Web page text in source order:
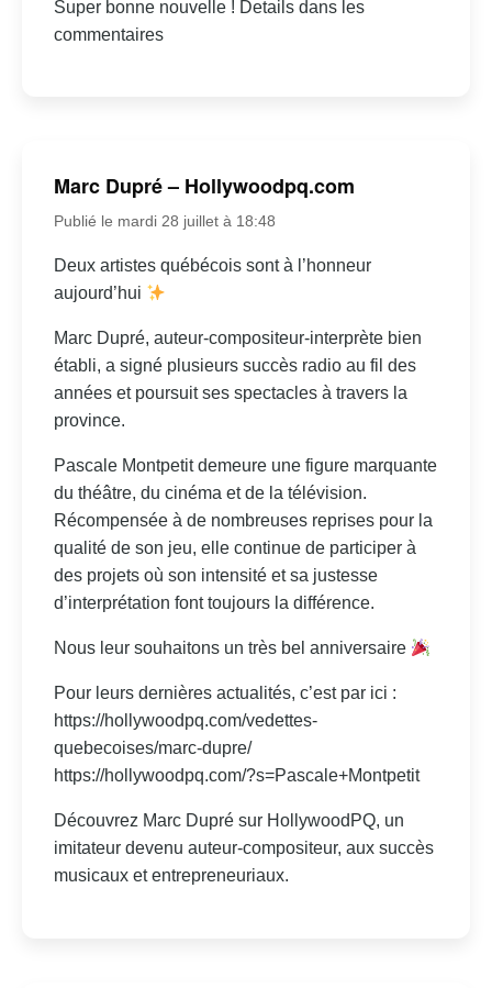
Super bonne nouvelle ! Details dans les
commentaires
Marc Dupré – Hollywoodpq.com
Publié le mardi 28 juillet à 18:48
Deux artistes québécois sont à l’honneur
aujourd’hui
Marc Dupré, auteur-compositeur-interprète bien
établi, a signé plusieurs succès radio au fil des
années et poursuit ses spectacles à travers la
province.
Pascale Montpetit demeure une figure marquante
du théâtre, du cinéma et de la télévision.
Récompensée à de nombreuses reprises pour la
qualité de son jeu, elle continue de participer à
des projets où son intensité et sa justesse
d’interprétation font toujours la différence.
Nous leur souhaitons un très bel anniversaire
Pour leurs dernières actualités, c’est par ici :
https://hollywoodpq.com/vedettes-
quebecoises/marc-dupre/
https://hollywoodpq.com/?s=Pascale+Montpetit
Découvrez Marc Dupré sur HollywoodPQ, un
imitateur devenu auteur-compositeur, aux succès
musicaux et entrepreneuriaux.